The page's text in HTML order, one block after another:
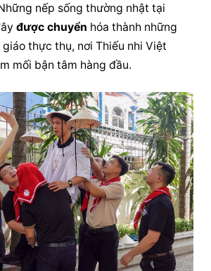
nếp sống thường nhật tại
được chuyển hóa thành những
thực thụ, nơi Thiếu nhi Việt
mối bận tâm hàng đầu.